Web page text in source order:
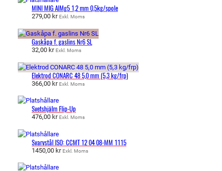
MINI MIG AlMg5 1,2 mm 0,5kg/spole
279,00 kr Exkl. Moms
Gaskåpa f. gaslins Nr6 SL
32,00 kr Exkl. Moms
Elektrod CONARC 48 5,0 mm (5,3 kg/frp)
366,00 kr Exkl. Moms
Svetshjälm Flip-Up
476,00 kr Exkl. Moms
Svarvstål ISO: CCMT 12 04 08-MM 1115
1450,00 kr Exkl. Moms